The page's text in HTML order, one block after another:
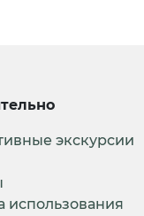
экскурсии
использования